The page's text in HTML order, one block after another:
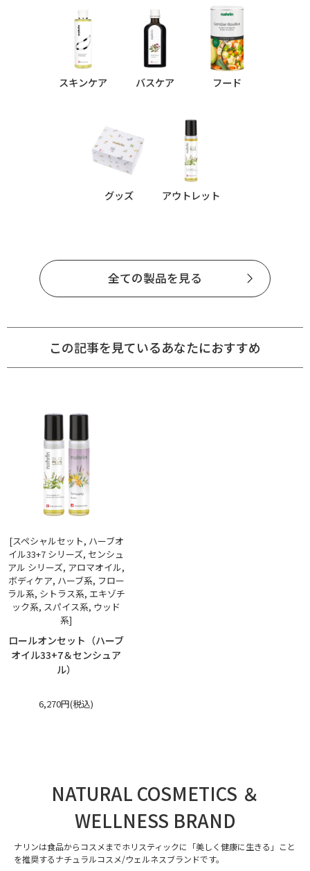
スキンケア バスケア フード
グッズ アウトレット
全ての製品を見る
この記事を見ているあなたにおすすめ
[スペシャルセット, ハーブオ
イル33+7 シリーズ, センシュ
アル シリーズ, アロマオイル,
ボディケア, ハーブ系, フロー
ラル系, シトラス系, エキゾチ
ック系, スパイス系, ウッド
系]
ロールオンセット（ハーブ
オイル33+7＆センシュア
ル）
6,270円(税込)
NATURAL COSMETICS ＆
WELLNESS BRAND
ナリンは食品からコスメまでホリスティックに「美しく健康に生きる」こと
を推奨するナチュラルコスメ/ウェルネスブランドです。